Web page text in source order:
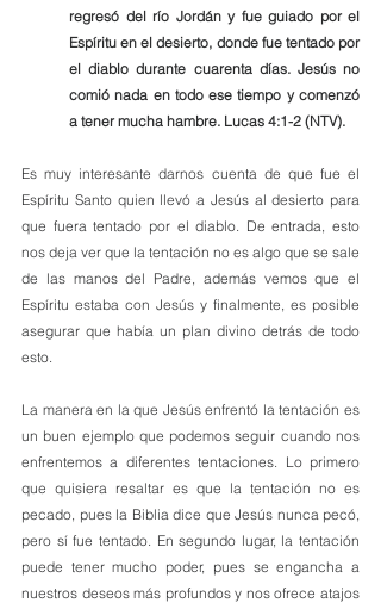
regresó del río Jordán y fue guiado por el
Espíritu en el desierto, donde fue tentado por
el diablo durante cuarenta días. Jesús no
comió nada en todo ese tiempo y comenzó
a tener mucha hambre. Lucas 4:1-2 (NTV).
Es muy interesante darnos cuenta de que fue el
Espíritu Santo quien llevó a Jesús al desierto para
que fuera tentado por el diablo. De entrada, esto
nos deja ver que la tentación no es algo que se sale
de las manos del Padre, además vemos que el
Espíritu estaba con Jesús y finalmente, es posible
asegurar que había un plan divino detrás de todo
esto.
La manera en la que Jesús enfrentó la tentación es
un buen ejemplo que podemos seguir cuando nos
enfrentemos a diferentes tentaciones. Lo primero
que quisiera resaltar es que la tentación no es
pecado, pues la Biblia dice que Jesús nunca pecó,
pero sí fue tentado. En segundo lugar, la tentación
puede tener mucho poder, pues se engancha a
nuestros deseos más profundos y nos ofrece atajos